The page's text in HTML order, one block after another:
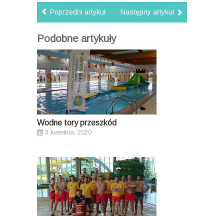
Poprzedni artykuł Następny artykuł
Podobne artykuły
Wodne tory przeszkód
3 kwietnia, 2020